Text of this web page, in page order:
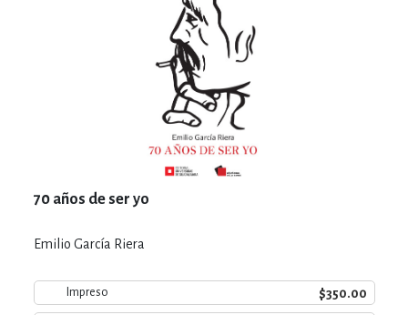
70 años de ser yo
Emilio García Riera
Impreso $350.00